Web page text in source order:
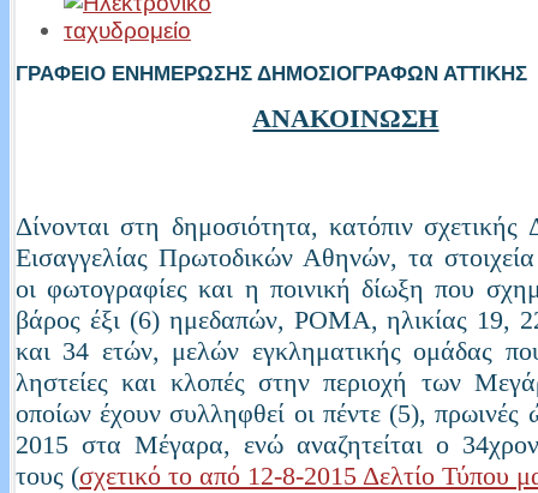
ΓΡΑΦΕΙΟ ΕΝΗΜΕΡΩΣΗΣ ΔΗΜΟΣΙΟΓΡΑΦΩΝ ΑΤΤΙΚΗΣ
ΑΝΑΚΟΙΝΩΣΗ
Δίνονται στη δημοσιότητα, κατόπιν σχετικής
Εισαγγελίας Πρωτοδικών Αθηνών, τα
οι φωτογραφίες και η ποινική δίωξη που
βάρος έξι (6) ημεδαπών, ΡΟΜΑ, ηλικίας 19,
και 34 ετών, μελών εγκληματικής ομάδας
ληστείες και κλοπές στην περιοχή των
οποίων έχουν συλληφθεί οι πέντε (5), πρωινές
2015 στα Μέγαρα, ενώ αναζητείται ο
τους (σχετικό το από 12-8-2015 Δελτίο Τύπου